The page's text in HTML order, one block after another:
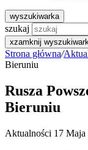
wyszukiwarka
szukaj
xzamknij
Strona główna/
Bieruniu
Rusza
Bieruniu
Aktualności 17 Maja